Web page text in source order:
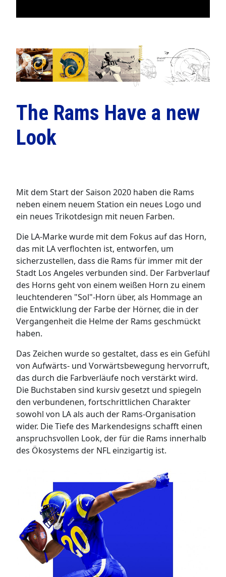
The Rams Have a new
Look
Mit dem Start der Saison 2020 haben die Rams
neben einem neuem Station ein neues Logo und
ein neues Trikotdesign mit neuen Farben.
Die LA-Marke wurde mit dem Fokus auf das Horn,
das mit LA verflochten ist, entworfen, um
sicherzustellen, dass die Rams für immer mit der
Stadt Los Angeles verbunden sind. Der Farbverlauf
des Horns geht von einem weißen Horn zu einem
leuchtenderen "Sol"-Horn über, als Hommage an
die Entwicklung der Farbe der Hörner, die in der
Vergangenheit die Helme der Rams geschmückt
haben.
Das Zeichen wurde so gestaltet, dass es ein Gefühl
von Aufwärts- und Vorwärtsbewegung hervorruft,
das durch die Farbverläufe noch verstärkt wird.
Die Buchstaben sind kursiv gesetzt und spiegeln
den verbundenen, fortschrittlichen Charakter
sowohl von LA als auch der Rams-Organisation
wider. Die Tiefe des Markendesigns schafft einen
anspruchsvollen Look, der für die Rams innerhalb
des Ökosystems der NFL einzigartig ist.